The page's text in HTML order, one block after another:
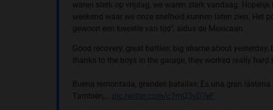
waren sterk op vrijdag, we waren sterk vandaag.
weekend waar we onze snelheid kunnen laten zien. Het
gewoon een kwestie van tijd", aldus de Mexicaan.
Good recovery, great battles; big shame about
thanks to the boys in the garage, they worked really hard
Buena remontada, grandes batallas; Es una gran
También,… pic.twitter.com/c7mQ3vD7eF